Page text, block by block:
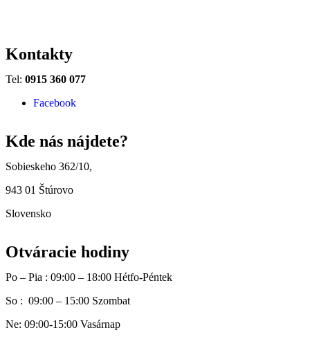
Kontakty
Tel: 0915 360 077
Facebook
Kde nás nájdete?
Sobieskeho 362/10,
943 01 Štúrovo
Slovensko
Otváracie hodiny
Po – Pia : 09:00 – 18:00 Hétfo-Péntek
So : 09:00 – 15:00 Szombat
Ne: 09:00-15:00 Vasárnap